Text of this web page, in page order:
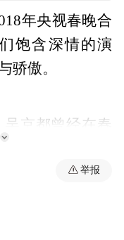
年央视春晚合
饱含深情的演
骄傲。
京都曾经在春
，除了让人感
举报